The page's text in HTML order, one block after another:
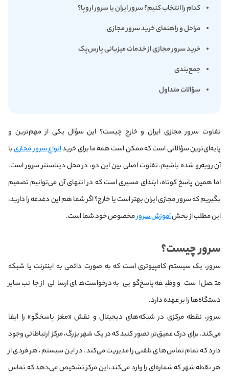
کدام را انتخاب کنیم؟ سرور ایران یا سرور اروپا؟
مراحل و راهنمای خرید سرور مجازی
خرید سرور مجازی از خدمات میزبانی پارس‌پک
جمع‌بندی
سؤالات متداول
تفاوت سرور مجازی ایران و خارج چیست؟ این سؤال یکی از مهم‌ترین و
پایه‌ای‌ترین سؤالاتی است که ممکن است همه ما برای خریدانواع سرور مجازیبا
آن روبه‌رو شده باشیم. تفاوت اصلی بین این دو، در محل دیتاسنتر سرور است.
اما همین پاسخ کوتاه، ابتدای مسیری است که در انتهای آن می‌توانیم تصمیم
بگیریم که سرور مجازی ایران بهتر است یا خارج؟ اگر شما هم این دغدغه را دارید،
این مطلب از بخشآموزش سرورمخصوص خود شما است.
سرور چیست؟
سرور، یک سیستم کامپیوتری است که به صورت دائمی به اینترنت یا شبکه
متصل است و وظیفه پاسخ‌گویی به درخواست‌های ارسالی از جانب سایر
دستگاه‌ها را بر عهده دارد.
سرور، نقطه مرکزی در شبکه‌های دیجیتال و نقش «مغز پاسخگو» را ایفا
می‌کند. برای درک عمیق‌تر، تصور کنید که در یک شهر بزرگ، مرکز ارتباطاتی وجود
دارد که تمام تماس‌های تلفنی را مدیریت می‌کند. در این سیستم، هر فردی از
هر نقطه‌ شهر که شماره‌ای را وارد می‌کند، این مرکز تشخیص می‌دهد که تماس